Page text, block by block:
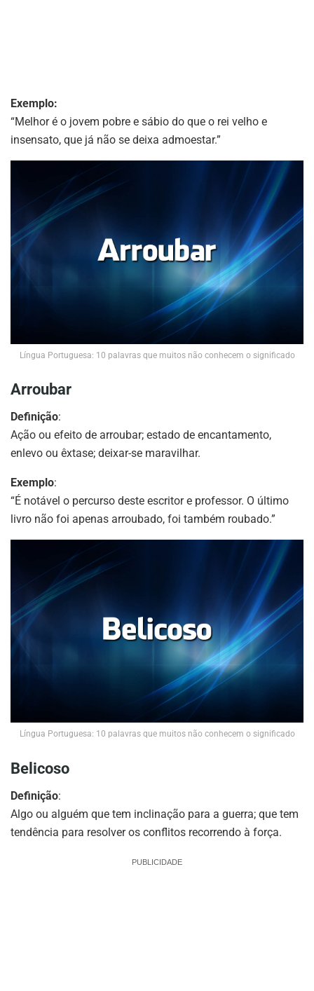
Exemplo:
“Melhor é o jovem pobre e sábio do que o rei velho e
insensato, que já não se deixa admoestar.”
Língua Portuguesa: 10 palavras que muitos não conhecem o significado
Arroubar
Definição:
Ação ou efeito de arroubar; estado de encantamento,
enlevo ou êxtase; deixar-se maravilhar.
Exemplo:
“É notável o percurso deste escritor e professor. O último
livro não foi apenas arroubado, foi também roubado.”
Língua Portuguesa: 10 palavras que muitos não conhecem o significado
Belicoso
Definição:
Algo ou alguém que tem inclinação para a guerra; que tem
tendência para resolver os conflitos recorrendo à força.
PUBLICIDADE